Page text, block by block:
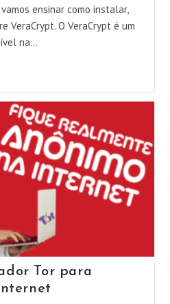
ensinar como instalar,
VeraCrypt. O VeraCrypt é um
na…
Tor para